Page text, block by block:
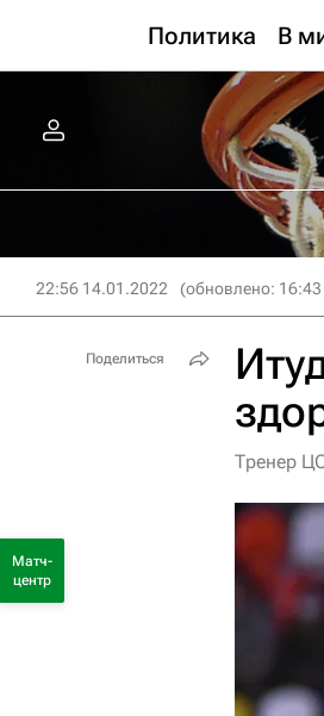
Политика В
22:56 14.01.2022 (обновлено:
Тренер
Поделиться
Матч-
центр